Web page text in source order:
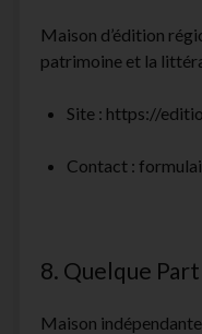
Maison d’édition
patrimoine et la
Site : https://
Contact :
8. Quelque
Maison